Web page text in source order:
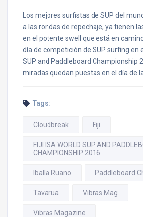
Los mejores surfistas de SUP del
a las rondas de repechaje, ya tienen
en el potente swell que está en
día de competición de SUP surfing en
SUP and Paddleboard Championship
miradas quedan puestas en el día de
Tags:
Cloudbreak Fiji
FIJI ISA WORLD SUP AND
CHAMPIONSHIP 2016
Iballa Ruano Paddleboard
Tavarua Vibras Mag
Vibras Magazine